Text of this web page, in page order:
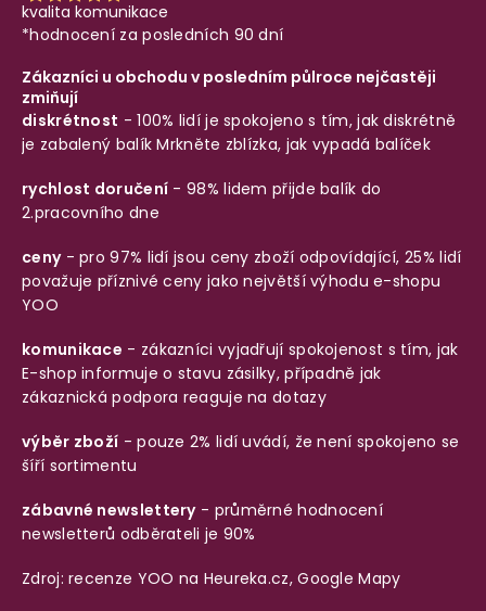
kvalita komunikace
*hodnocení za posledních 90 dní
Zákazníci u obchodu v posledním půlroce nejčastěji
zmiňují
diskrétnost - 100% lidí je spokojeno s tím, jak diskrétně
je zabalený balíkMrkněte zblízka, jak vypadá balíček
rychlost doručení - 98% lidem přijde balík do
2.pracovního dne
ceny- pro 97% lidí jsou ceny zboží odpovídající, 25% lidí
považuje příznivé ceny jako největší výhodu e-shopu
YOO
komunikace - zákazníci vyjadřují spokojenost s tím, jak
E-shop informuje o stavu zásilky, případně jak
zákaznická podpora reaguje na dotazy
výběr zboží - pouze 2% lidí uvádí, že není spokojeno se
šíří sortimentu
zábavné newslettery- průměrné hodnocení
newsletterů odběrateli je 90%
Zdroj: recenze YOO na Heureka.cz,Google Mapy